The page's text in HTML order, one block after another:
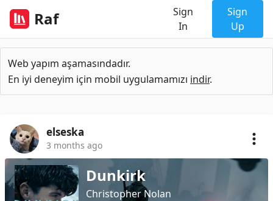
Raf
Sign
In
Sign
Up
Web yapım aşamasındadır.
En iyi deneyim için mobil uygulamamızı indir.
elseska
3 months ago
Dunkirk
Christopher Nolan